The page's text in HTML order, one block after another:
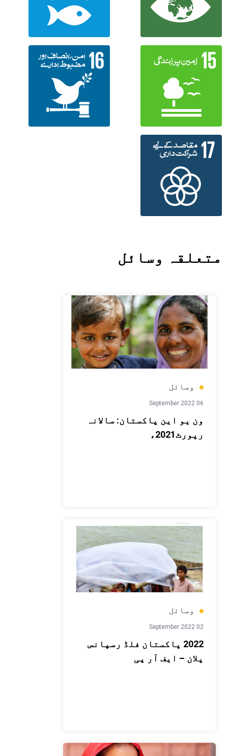
متعلقہ وسائل
وسائل
06 September 2022
ون یو این پاکستان: سالانہ
رپورٹ2021ء
وسائل
02 September 2022
2022 پاکستان فلڈ رسپانس
پلان – ایف آر پی